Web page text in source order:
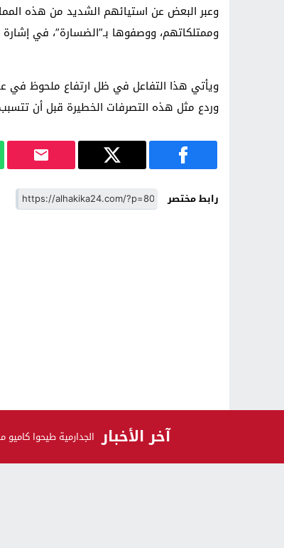
وعبر البعض عن استيائهم الشديد من هذه
وممتلكاتهم، ووصفوها بـ”الضسارة”، في
ويأتي هذا التفاعل في ظل ارتفاع ملحوظ في
وردع مثل هذه التصرفات الخطيرة قبل أن
رابط مختصر
آخر الأخبار الجدارمية طيحوا